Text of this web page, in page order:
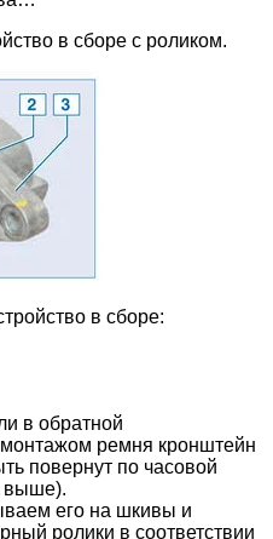
в сборе с роликом.
в сборе:
в обратной
ремня кронштейн
повернут по часовой
выше).
его на шкивы и
ролики в соответствии